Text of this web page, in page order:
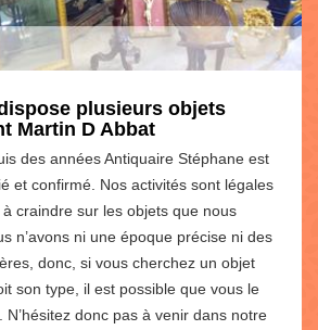
plusieurs objets
Martin D Abbat
des années Antiquaire Stéphane est
et confirmé. Nos activités sont légales
à craindre sur les objets que nous
n’avons ni une époque précise ni des
donc, si vous cherchez un objet
son type, il est possible que vous le
N’hésitez donc pas à venir dans notre